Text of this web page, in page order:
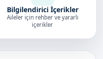
Bilgilendirici İçerikler
Aileler için rehber ve yararlı
içerikler